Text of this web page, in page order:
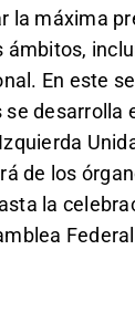
la máxima
ámbitos,
En este
desarrolla
de los
la